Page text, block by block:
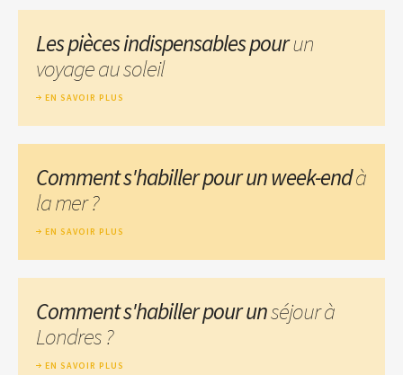
Les pièces indispensables pourun
voyage au soleil
EN SAVOIR PLUS
Comment s'habiller pour un week-endà
la mer ?
EN SAVOIR PLUS
Comment s'habiller pour unséjour à
Londres ?
EN SAVOIR PLUS